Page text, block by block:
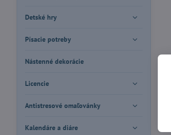
Detské hry
Písacie potreby
Nástenné dekorácie
Licencie
Antistresové omaľovánky
Kalendáre a diáre